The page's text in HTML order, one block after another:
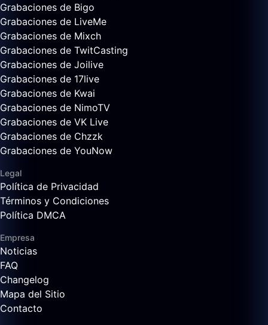
Grabaciones de Bigo
Grabaciones de LiveMe
Grabaciones de Mixch
Grabaciones de TwitCasting
Grabaciones de Joilive
Grabaciones de 17live
Grabaciones de Kwai
Grabaciones de NimoTV
Grabaciones de VK Live
Grabaciones de Chzzk
Grabaciones de YouNow
Legal
Política de Privacidad
Términos y Condiciones
Política DMCA
Empresa
Noticias
FAQ
Changelog
Mapa del Sitio
Contacto